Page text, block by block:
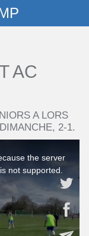
AC
A LORS
2-1.